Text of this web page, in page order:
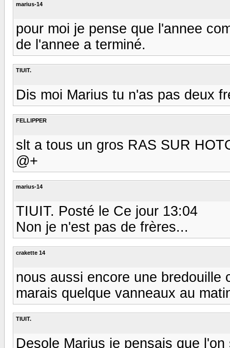
marius-14
pour moi je pense que l'annee
de l'annee a terminé.
TIUIT.
Dis moi Marius tu n'as pas deux
FELLIPPER
slt a tous un gros RAS SUR
@+
marius-14
TIUIT. Posté le Ce jour 13:04
Non je n'est pas de frères...
crakette 14
nous aussi encore une
marais quelque vanneaux au
TIUIT.
Desole Marius je pensais que